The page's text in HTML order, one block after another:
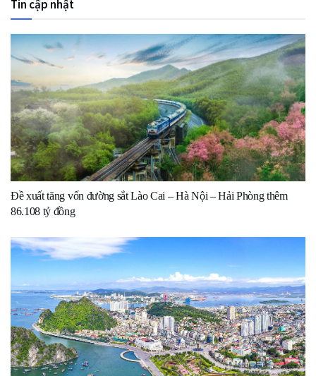
Tin cập nhật
Đề xuất tăng vốn đường sắt Lào Cai – Hà Nội – Hải Phòng thêm
86.108 tỷ đồng